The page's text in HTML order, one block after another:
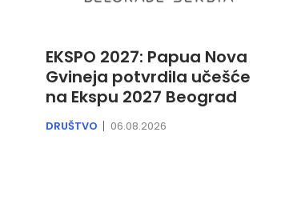
EKSPO 2027: Papua Nova
Gvineja potvrdila učešće
na Ekspu 2027 Beograd
DRUŠTVO 06.08.2026